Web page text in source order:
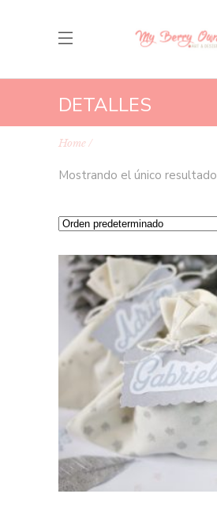
DETALLES
Home
Mostrando el único resultado
LEER MÁS